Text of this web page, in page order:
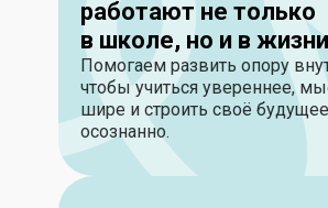
работают не только
в школе, но и в
Помогаем развить опору
чтобы учиться увереннее,
шире и строить своё будущее
осознанно.